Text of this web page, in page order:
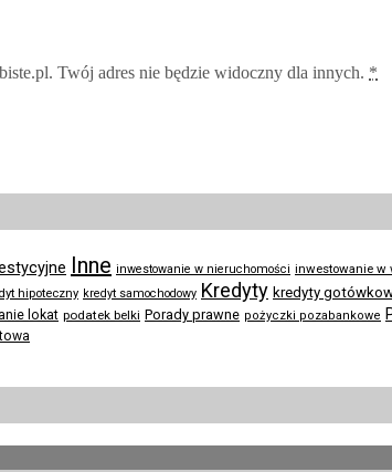
Twój adres nie będzie widoczny dla innych. *
Inne inwestowanie w nieruchomości inwestowanie w
hipoteczny kredyt samochodowy Kredyty kredyty
lokat podatek belki Porady prawne pożyczki pozabankowe